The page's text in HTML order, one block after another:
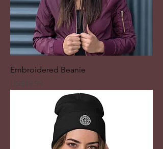
Embroidered Beanie
ราคา
US$19.99